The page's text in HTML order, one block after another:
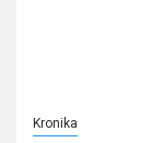
Kronika